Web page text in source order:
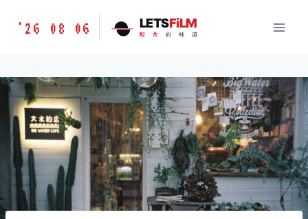
胶
味
道
LETSFILM
'26 08 06 LETSFiLM
胶 片 的 味 道